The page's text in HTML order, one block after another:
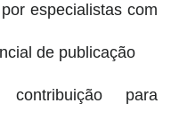
especialistas com
de publicação
para